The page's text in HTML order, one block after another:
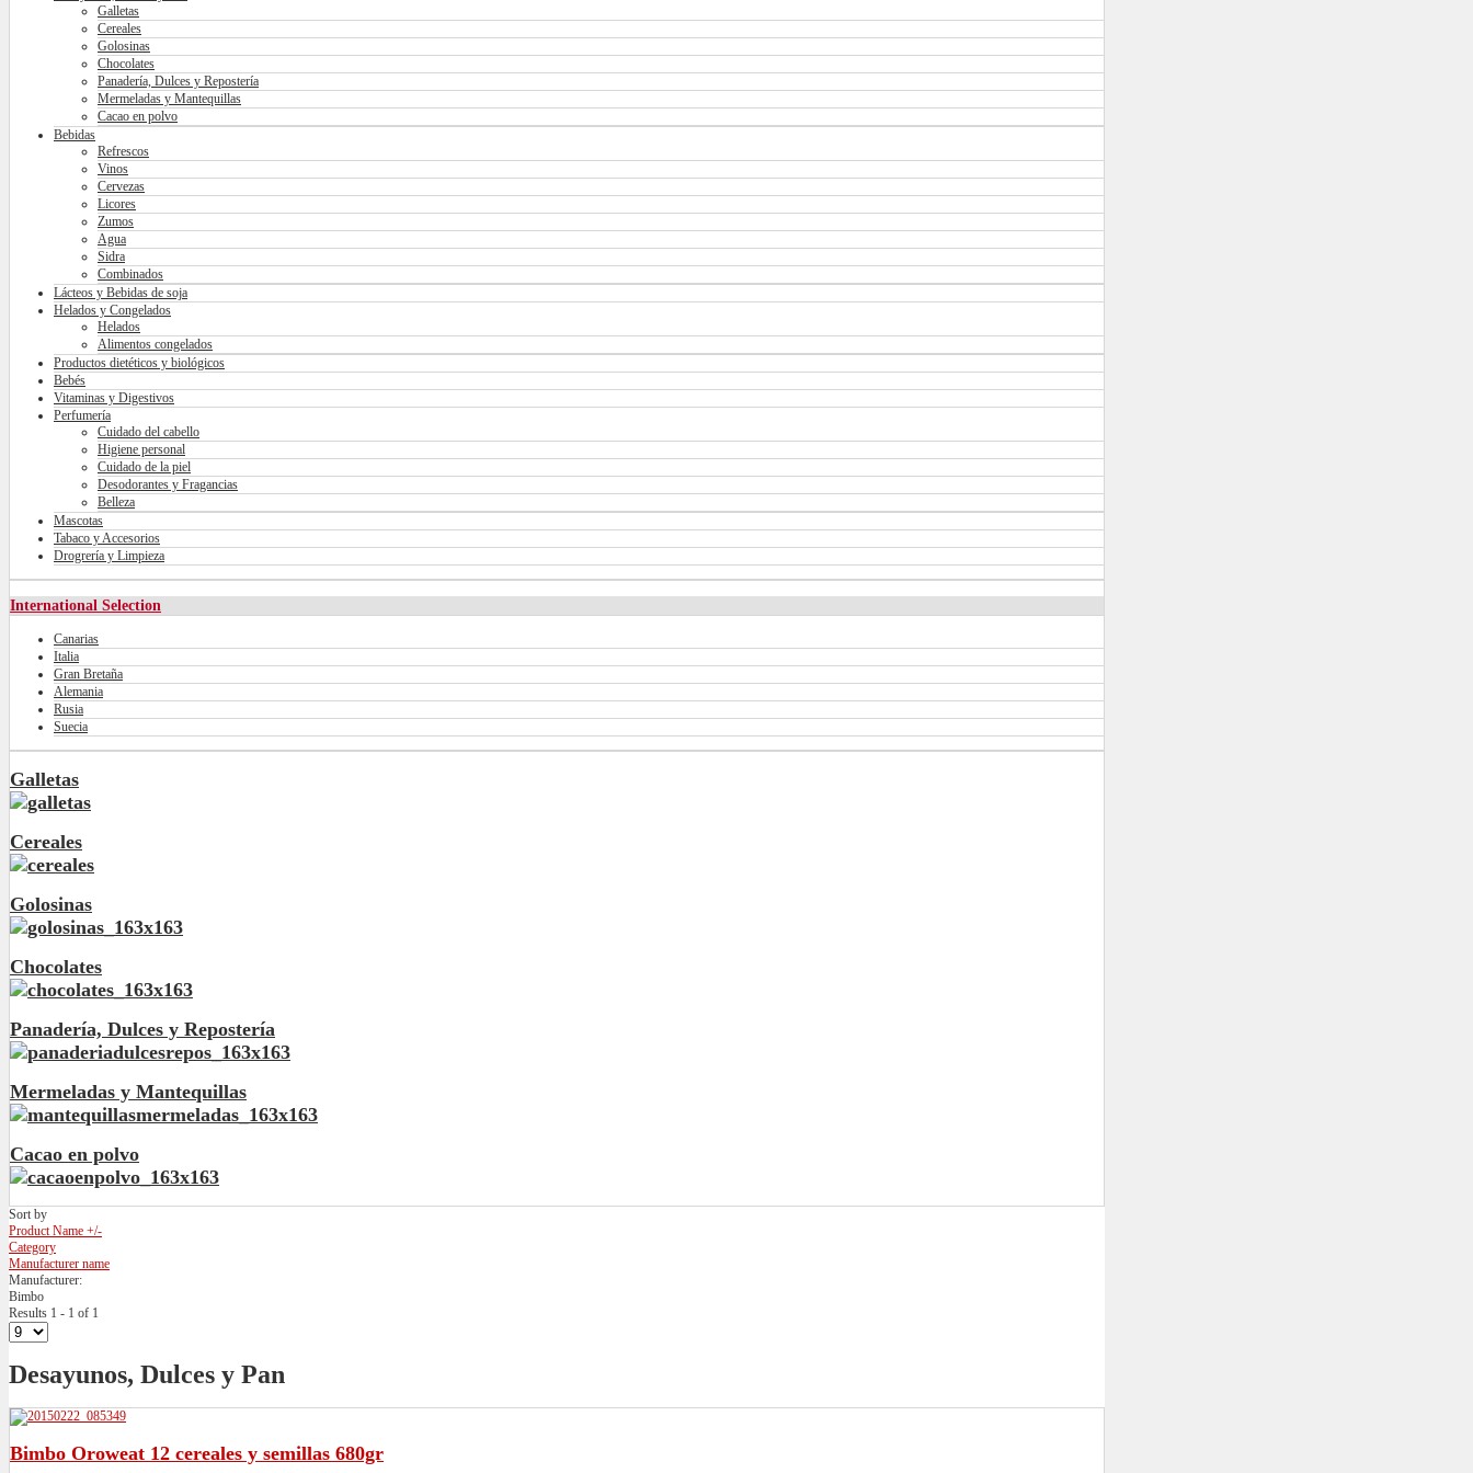
Galletas
Cereales
Golosinas
Chocolates
Panadería, Dulces y Repostería
Mermeladas y Mantequillas
Cacao en polvo
Bebidas
Refrescos
Vinos
Cervezas
Licores
Zumos
Agua
Sidra
Combinados
Lácteos y Bebidas de soja
Helados y Congelados
Helados
Alimentos congelados
Productos dietéticos y biológicos
Bebés
Vitaminas y Digestivos
Perfumería
Cuidado del cabello
Higiene personal
Cuidado de la piel
Desodorantes y Fragancias
Belleza
Mascotas
Tabaco y Accesorios
Drogrería y Limpieza
International Selection
Canarias
Italia
Gran Bretaña
Alemania
Rusia
Suecia
Galletas
Cereales
Golosinas
Chocolates
Panadería, Dulces y Repostería
Mermeladas y Mantequillas
Cacao en polvo
Sort by
Product Name +/-
Category
Manufacturer name
Manufacturer:
Bimbo
Results 1 - 1 of 1
Desayunos, Dulces y Pan
Bimbo Oroweat 12 cereales y semillas 680gr